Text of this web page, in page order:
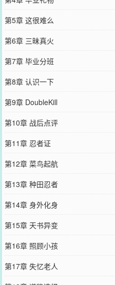
第5章 这很难么
第6章 三昧真火
第7章 毕业分班
第8章 认识一下
第9章 DoubleKill
第10章 战后点评
第11章 忍者证
第12章 菜鸟起航
第13章 种田忍者
第14章 身外化身
第15章 天书异变
第16章 照顾小孩
第17章 失忆老人